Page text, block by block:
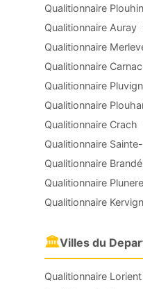
Qualitionnaire
Qualitionnaire Auray
Qualitionnaire
Qualitionnaire Carnac
Qualitionnaire
Qualitionnaire
Qualitionnaire Crach
Qualitionnaire
Qualitionnaire
Qualitionnaire
Qualitionnaire
🏛Villes du
Qualitionnaire Lorient